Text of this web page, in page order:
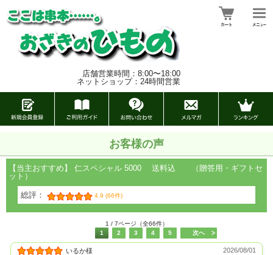
店舗営業時間：8:00〜18:00
ネットショップ：24時間営業
お客様の声
【当主おすすめ】 仁スペシャル 5000 送料込 （贈答用・ギフトセ
ット）
総評： 4.9 (66件)
1 / 7ページ（全66件）
1
2 3 4 5 次へ
いるか様 2026/08/01